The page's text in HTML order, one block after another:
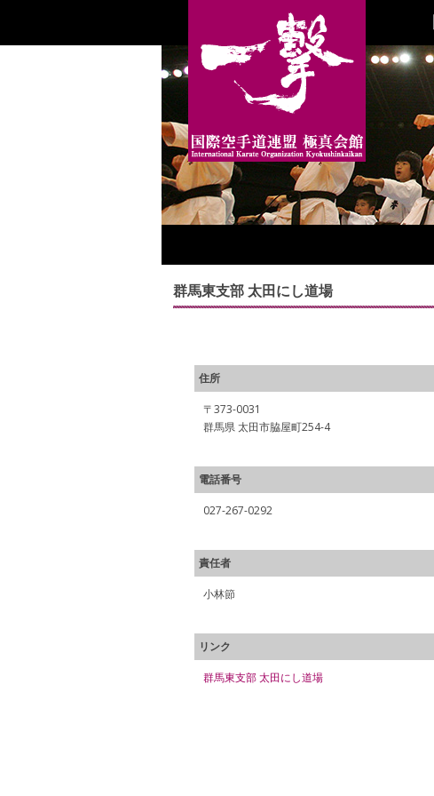
群馬東支部 太田にし道場
住所
〒373-0031
群馬県 太田市脇屋町254-4
電話番号
027-267-0292
責任者
小林節
リンク
群馬東支部 太田にし道場